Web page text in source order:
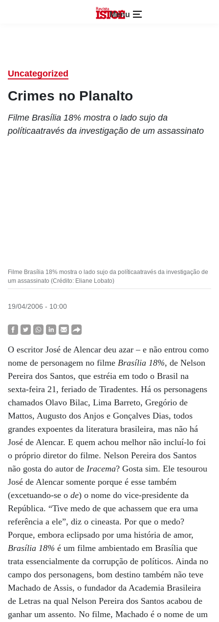
Menu
Uncategorized
Crimes no Planalto
Filme Brasília 18% mostra o lado sujo da
políticaatravés da investigação de um assassinato
Filme Brasília 18% mostra o lado sujo da políticaatravés da investigação de
um assassinato (Crédito: Eliane Lobato)
19/04/2006 - 10:00
O escritor José de Alencar deu azar – e não entrou como
nome de personagem no filme Brasília 18%, de Nelson
Pereira dos Santos, que estréia em todo o Brasil na
sexta-feira 21, feriado de Tiradentes. Há os personagens
chamados Olavo Bilac, Lima Barreto, Gregório de
Mattos, Augusto dos Anjos e Gonçalves Dias, todos
grandes expoentes da literatura brasileira, mas não há
José de Alencar. E quem achou melhor não incluí-lo foi
o próprio diretor do filme. Nelson Pereira dos Santos
não gosta do autor de Iracema? Gosta sim. Ele tesourou
José de Alencar somente porque é esse também
(excetuando-se o de) o nome do vice-presidente da
República. “Tive medo de que achassem que era uma
referência a ele”, diz o cineasta. Por que o medo?
Porque, embora eclipsado por uma história de amor,
Brasília 18% é um filme ambientado em Brasília que
trata essencialmente da corrupção de políticos. Ainda no
campo dos personagens, bom destino também não teve
Machado de Assis, o fundador da Academia Brasileira
de Letras na qual Nelson Pereira dos Santos acabou de
ganhar um assento. No filme, Machado é o nome de um